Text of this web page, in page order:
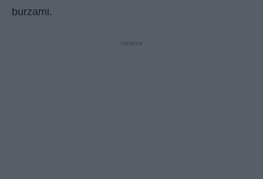
burzami.
reklama